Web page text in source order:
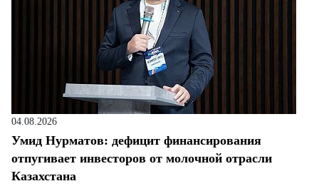
04.08.2026
Умид Нурматов: дефицит финансирования
отпугивает инвесторов от молочной отрасли
Казахстана